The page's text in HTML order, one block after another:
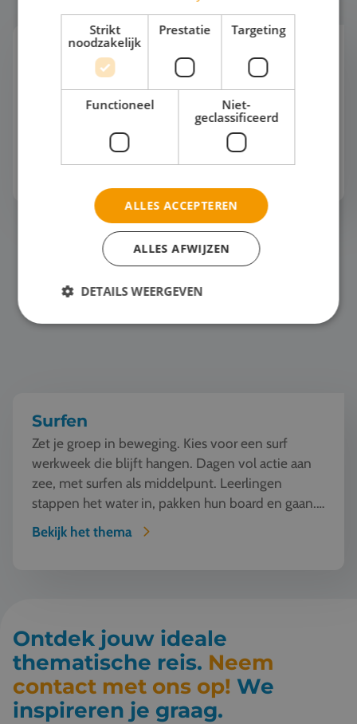
Zeilen
Nederland is één groot zeilklaslokaal. Van het
IJsselmeer en het Markermeer tot de Friese meren
en de Waddenzee. Water, wind en ruimte om
samen echt in actie te komen. Elke dag ziet e...
Bekijk het thema
Surfen
Zet je groep in beweging. Kies voor een surf
werkweek die blijft hangen. Dagen vol actie aan
zee, met surfen als middelpunt. Leerlingen
stappen het water in, pakken hun board en gaan.
Vallen, opsta...
Bekijk het thema
Ontdek jouw ideale
thematische reis. Neem
contact met ons op! We
inspireren je graag.
Strikt
noodzakelijk
Prestatie Targeting
Functioneel
Niet-
geclassificeerd
ALLES ACCEPTEREN
ALLES AFWIJZEN
DETAILS WEERGEVEN